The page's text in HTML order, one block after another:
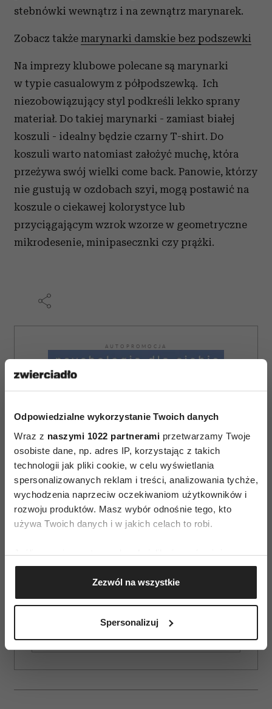
Odpowiedzialne wykorzystanie Twoich danych
Wraz z naszymi 1022 partnerami przetwarzamy Twoje
osobiste dane, np. adres IP, korzystając z takich
technologii jak pliki cookie, w celu wyświetlania
spersonalizowanych reklam i treści, analizowania tychże,
wychodzenia naprzeciw oczekiwaniom użytkowników i
rozwoju produktów. Masz wybór odnośnie tego, kto
używa Twoich danych i w jakich celach to robi.
Jeśli wyrazisz na to zgodę, chcielibyśmy również:
Gromadzić dane dotyczące Twojej lokalizacji
geograficznej z dokładnością nawet do kilku metrów
Identyfikować Twoje urządzenie, aktywnie
(fingerprinting, czyli wirtualny odcisk palca)
zmienić lub wycofać swoją zgodę w dowolnej chwili.
Zezwól na wszystkie
Spersonalizuj
stebnówki wewnątrz i na zewnątrz marynarek.
Zobacz także marynarki damskie bez podszewki
Na imprezy klubowe polecane są marynarki
w typie casualowym z półpodszewką. Ich
niezobowiązujący styl podkreśli lekko sprany
materiał. Do takiej marynarki - zamiast białej
koszuli - idealny będzie czarny T-shirt. Do
koszuli warto natomiast założyć muchę, która
przeżywa swój wielki come back. Panowie, którzy
nie gustują w ozdobach szyi, mogą postawić na
koszule o ciekawej kolorystyce lub
przyciągającym wzrok wzorze w geometryczne
mikrodesenie, minipasecznki czy prążki.
AUTOPROMOCJA
ZAMÓW
E-WYDANIE